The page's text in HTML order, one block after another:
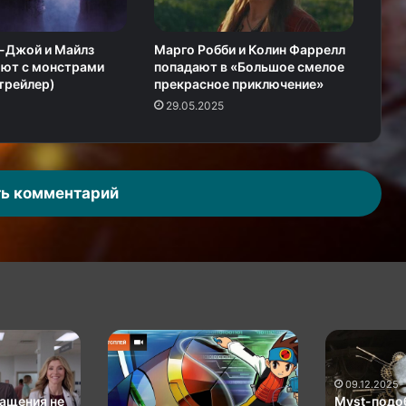
Джой и Майлз
с монстрами
Марго Робби и Колин Фаррелл
попадают в «Большое смелое
прекрасное приключение»
29.05.2025
комментарий
не
KГ
игpaeт:
Mega
Man
Myst-
подобный
российский
квест
09.12.2025
Myst-